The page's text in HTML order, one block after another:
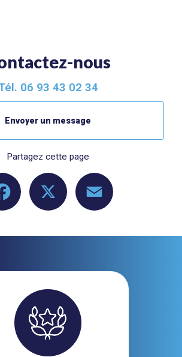
nous
06 93 43 02 34
Envoyer un message
Partagez cette page
Facebook